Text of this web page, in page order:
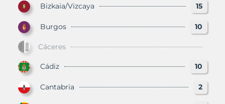
Bizkaia/Vizcaya 15
Burgos 10
Cáceres
Cádiz 10
Cantabria 2